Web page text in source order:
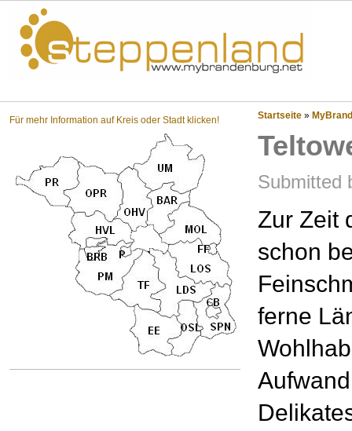
Für mehr Information auf Kreis oder Stadt klicken! Startseite »
Submitted
Zur Zeit
schon
ferne